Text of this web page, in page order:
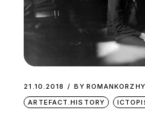
21.10.2018 BY
ARTEFACT.HISTORY